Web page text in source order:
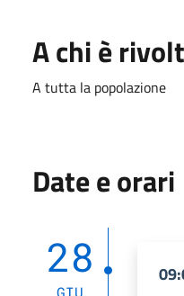
A chi è
A tutta la popolazione
Date e orari
28
GIU